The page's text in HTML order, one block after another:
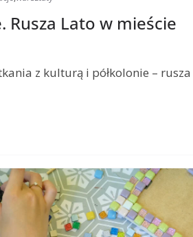
Rusza Lato w mieście
z kulturą i półkolonie – rusza